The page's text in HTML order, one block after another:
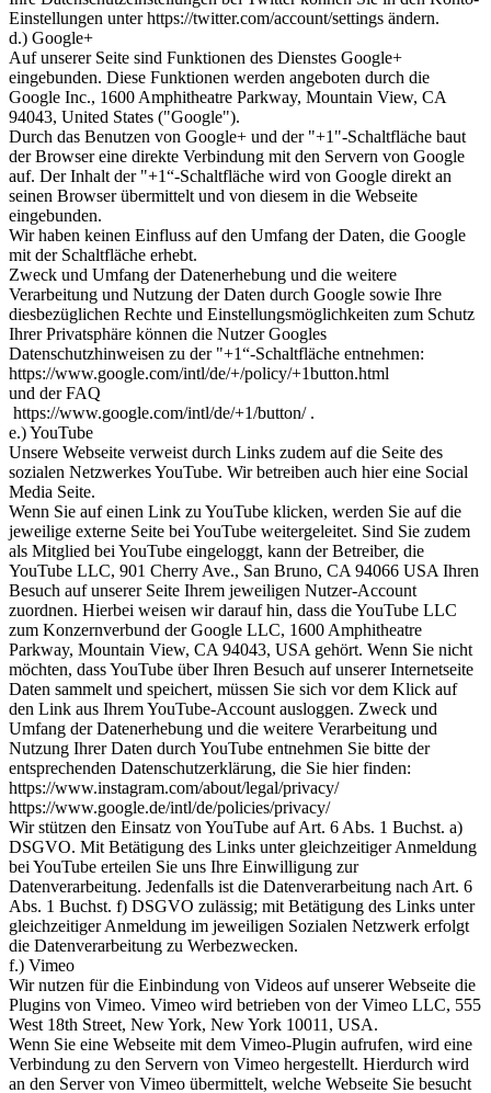
Einstellungen unter https://twitter.com/account/settings ändern.
d.) Google+
Auf unserer Seite sind Funktionen des Dienstes Google+
eingebunden. Diese Funktionen werden angeboten durch die
Google Inc., 1600 Amphitheatre Parkway, Mountain View, CA
94043, United States ("Google").
Durch das Benutzen von Google+ und der "+1"-Schaltfläche baut
der Browser eine direkte Verbindung mit den Servern von Google
auf. Der Inhalt der "+1“-Schaltfläche wird von Google direkt an
seinen Browser übermittelt und von diesem in die Webseite
eingebunden.
Wir haben keinen Einfluss auf den Umfang der Daten, die Google
mit der Schaltfläche erhebt.
Zweck und Umfang der Datenerhebung und die weitere
Verarbeitung und Nutzung der Daten durch Google sowie Ihre
diesbezüglichen Rechte und Einstellungsmöglichkeiten zum Schutz
Ihrer Privatsphäre können die Nutzer Googles
Datenschutzhinweisen zu der "+1“-Schaltfläche entnehmen:
https://www.google.com/intl/de/+/policy/+1button.html
und der FAQ
https://www.google.com/intl/de/+1/button/ .
e.) YouTube
Unsere Webseite verweist durch Links zudem auf die Seite des
sozialen Netzwerkes YouTube. Wir betreiben auch hier eine Social
Media Seite.
Wenn Sie auf einen Link zu YouTube klicken, werden Sie auf die
jeweilige externe Seite bei YouTube weitergeleitet. Sind Sie zudem
als Mitglied bei YouTube eingeloggt, kann der Betreiber, die
YouTube LLC, 901 Cherry Ave., San Bruno, CA 94066 USA Ihren
Besuch auf unserer Seite Ihrem jeweiligen Nutzer-Account
zuordnen. Hierbei weisen wir darauf hin, dass die YouTube LLC
zum Konzernverbund der Google LLC, 1600 Amphitheatre
Parkway, Mountain View, CA 94043, USA gehört. Wenn Sie nicht
möchten, dass YouTube über Ihren Besuch auf unserer Internetseite
Daten sammelt und speichert, müssen Sie sich vor dem Klick auf
den Link aus Ihrem YouTube-Account ausloggen. Zweck und
Umfang der Datenerhebung und die weitere Verarbeitung und
Nutzung Ihrer Daten durch YouTube entnehmen Sie bitte der
entsprechenden Datenschutzerklärung, die Sie hier finden:
https://www.instagram.com/about/legal/privacy/
https://www.google.de/intl/de/policies/privacy/
Wir stützen den Einsatz von YouTube auf Art. 6 Abs. 1 Buchst. a)
DSGVO. Mit Betätigung des Links unter gleichzeitiger Anmeldung
bei YouTube erteilen Sie uns Ihre Einwilligung zur
Datenverarbeitung. Jedenfalls ist die Datenverarbeitung nach Art. 6
Abs. 1 Buchst. f) DSGVO zulässig; mit Betätigung des Links unter
gleichzeitiger Anmeldung im jeweiligen Sozialen Netzwerk erfolgt
die Datenverarbeitung zu Werbezwecken.
f.) Vimeo
Wir nutzen für die Einbindung von Videos auf unserer Webseite die
Plugins von Vimeo. Vimeo wird betrieben von der Vimeo LLC, 555
West 18th Street, New York, New York 10011, USA.
Wenn Sie eine Webseite mit dem Vimeo-Plugin aufrufen, wird eine
Verbindung zu den Servern von Vimeo hergestellt. Hierdurch wird
an den Server von Vimeo übermittelt, welche Webseite Sie besucht